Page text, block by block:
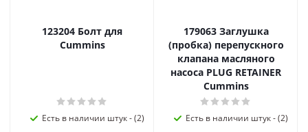
123204 Болт для
Cummins
Есть в наличии штук - (2)
179063 Заглушка
(пробка) перепускного
клапана масляного
насоса PLUG RETAINER
Cummins
Есть в наличии штук - (2)